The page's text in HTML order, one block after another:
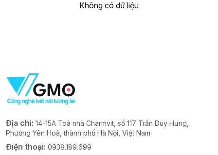
Không có dữ liệu
Địa chỉ: 14-15A Toà nhà Charmvit, số 117 Trần Duy Hưng,
Phường Yên Hoà, thành phố Hà Nội, Việt Nam.
Điện thoại: 0938.189.699